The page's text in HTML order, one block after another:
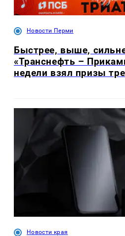
Новости Перми
Быстрее, выше,
«Транснефть –
недели взял призы
Новости края